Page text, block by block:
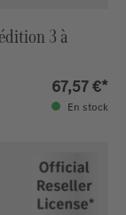
3 à
67,57 €*
En stock